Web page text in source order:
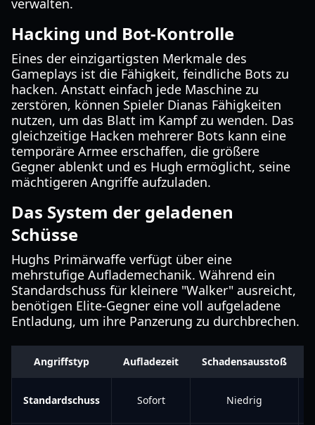
verwalten.
Hacking und Bot-Kontrolle
Eines der einzigartigsten Merkmale des
Gameplays ist die Fähigkeit, feindliche Bots zu
hacken. Anstatt einfach jede Maschine zu
zerstören, können Spieler Dianas Fähigkeiten
nutzen, um das Blatt im Kampf zu wenden. Das
gleichzeitige Hacken mehrerer Bots kann eine
temporäre Armee erschaffen, die größere
Gegner ablenkt und es Hugh ermöglicht, seine
mächtigeren Angriffe aufzuladen.
Das System der geladenen
Schüsse
Hughs Primärwaffe verfügt über eine
mehrstufige Auflademechanik. Während ein
Standardschuss für kleinere "Walker" ausreicht,
benötigen Elite-Gegner eine voll aufgeladene
Entladung, um ihre Panzerung zu durchbrechen.
Angriffstyp Aufladezeit Schadensausstoß
Standardschuss Sofort Niedrig